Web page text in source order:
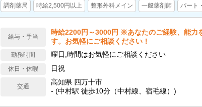
調剤薬局 時給2,500円以上 整形外科メイン 一般薬剤師 パート
給与・手当
時給2200円～3000円 ※あなたのご経験、能力
す。お気軽にご相談ください！
勤務時間 曜日,時間はお気軽にご相談ください
休日・休暇 日祝
交通
高知県 四万十市
- (中村駅 徒歩10分（中村線、宿毛線）)